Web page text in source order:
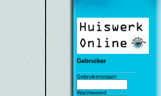
Gebruiker
Gebruikersnaam
Wachtwoord